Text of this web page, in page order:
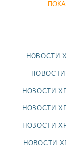
НОВОСТИ
НОВОСТИ
НОВОСТИ
НОВОСТИ
НОВОСТИ